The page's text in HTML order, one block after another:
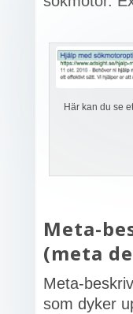
Här kan du se
Meta-
(meta
Meta-
som dyker